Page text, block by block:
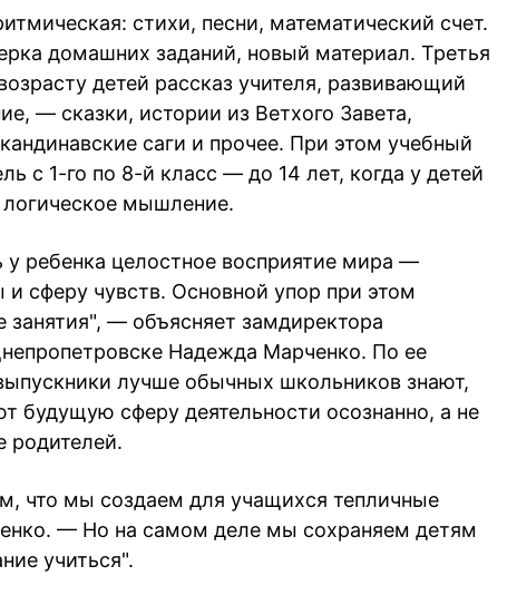
стихи, песни, математический счет.
домашних заданий, новый материал. Третья
детей рассказ учителя, развивающий
— сказки, истории из Ветхого Завета,
саги и прочее. При этом учебный
с 1-го по 8-й класс — до 14 лет, когда у детей
мышление.
ребенка целостное восприятие мира —
и сферу чувств. Основной упор при этом
занятия", — объясняет замдиректора
Надежда Марченко. По ее
лучше обычных школьников знают,
будущую сферу деятельности осознанно, а не
родителей.
что мы создаем для учащихся тепличные
— Но на самом деле мы сохраняем детям
учиться".